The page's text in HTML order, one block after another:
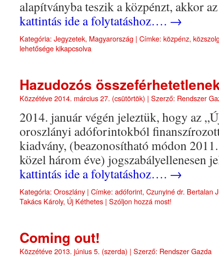
alapítványba teszik a közpénzt, akkor
kattintás ide a folytatáshoz…. →
Kategória: Jegyzetek, Magyarország | Címke: közpénz,
lehetősége kikapcsolva
Hazudozós
Közzétéve2014. március 27. (csütörtök) | Szerző: Rendszer
2014. január végén jeleztük, hogy az
oroszlányi adóforintokból
kiadvány, (beazonosítható módon
közel három éve) jogszabályellenesen
kattintás ide a folytatáshoz…. →
Kategória: Oroszlány | Címke: adóforint, Czunyiné dr. Bertalan
Takács Károly, Új Kéthetes | Szóljon hozzá most!
Coming out!
Közzétéve2013. június 5. (szerda) | Szerző: Rendszer Gazda